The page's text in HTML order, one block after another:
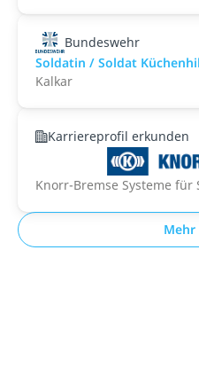
Bundeswehr
Soldatin / Soldat
Kalkar
Karriereprofil erkunden
Knorr-Bremse Systeme
Mehr